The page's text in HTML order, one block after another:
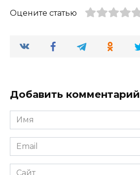
Оцените статью
Добавить комментарий
Имя
*
Email
*
Сайт